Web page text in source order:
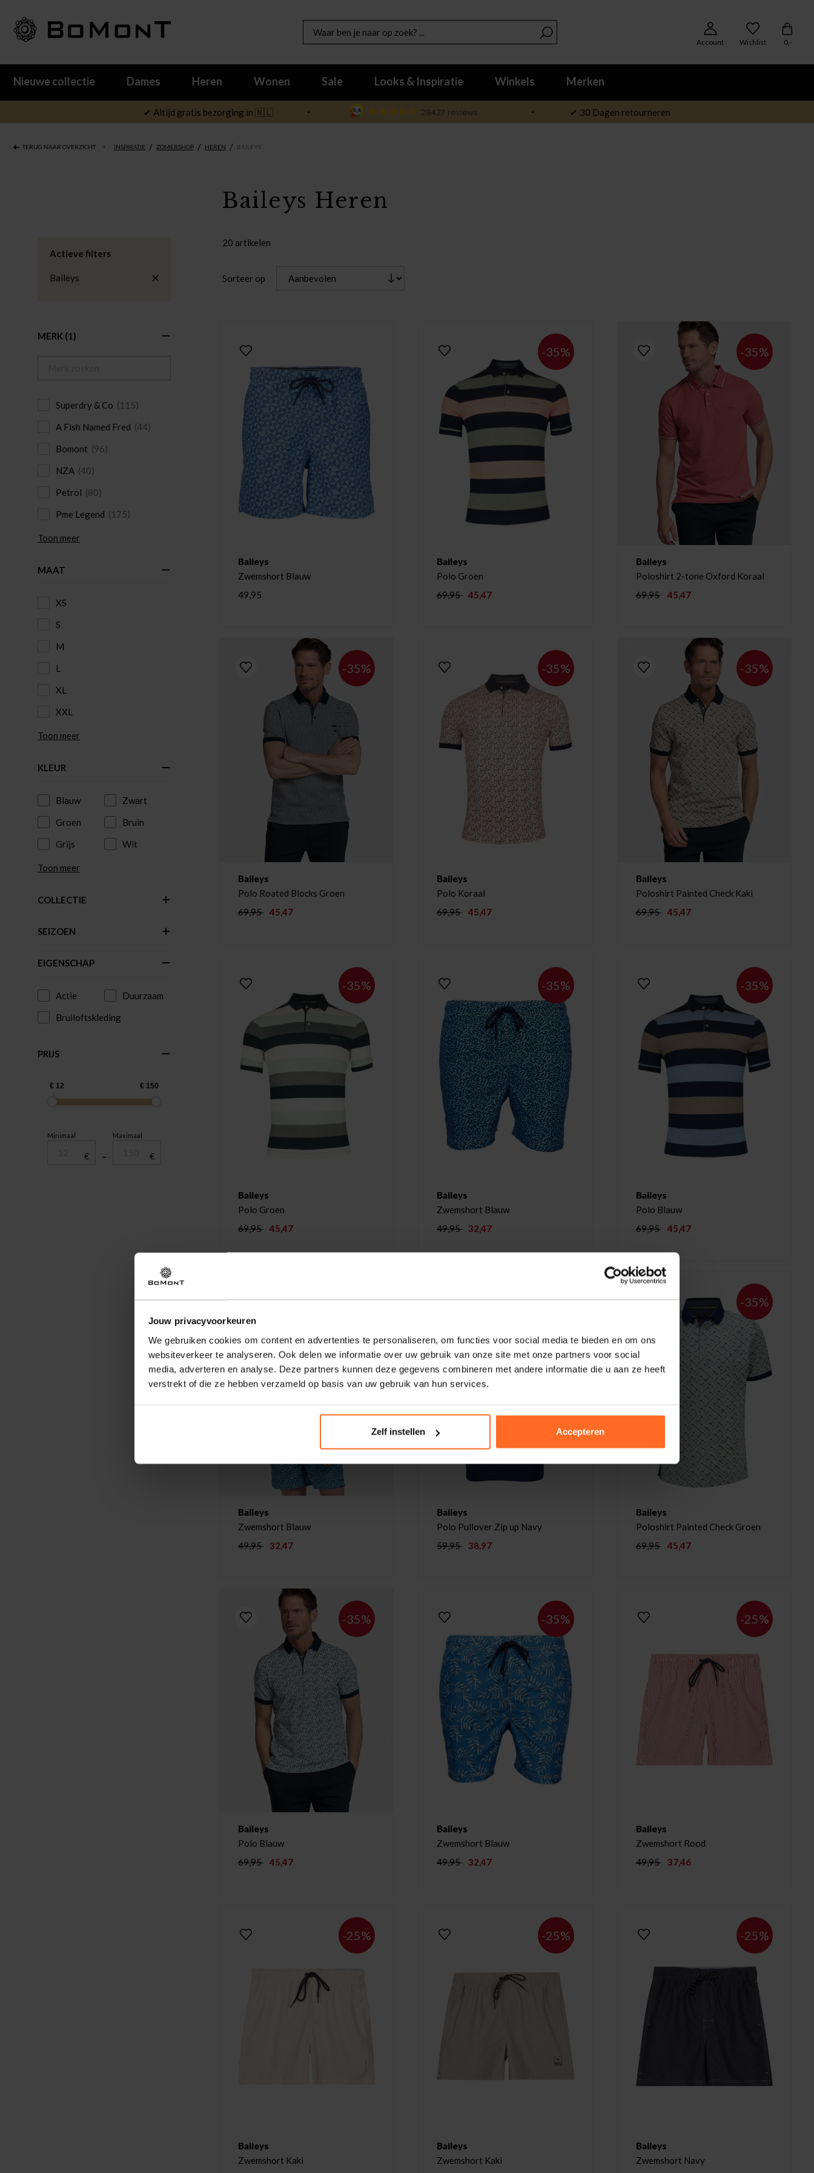
Jouw privacyvoorkeuren
We gebruiken cookies om content en advertenties te personaliseren, om functies voor social media te bieden en om ons
websiteverkeer te analyseren. Ook delen we informatie over uw gebruik van onze site met onze partners voor social
media, adverteren en analyse. Deze partners kunnen deze gegevens combineren met andere informatie die u aan ze heeft
verstrekt of die ze hebben verzameld op basis van uw gebruik van hun services.
Zelf instellen Accepteren
Account Wishlist 0,-
Nieuwe collectie Dames Heren Wonen Sale Looks & Inspiratie Winkels Merken
✔ Altijd gratis bezorging in 🇳🇱 ✔ 30 Dagen retourneren
TERUG NAAR OVERZICHT INSPIRATIE / ZOMERSHOP / HEREN / BAILEYS
Actieve filters
Baileys
MERK (1)
Superdry & Co (115)
A Fish Named Fred (44)
Bomont (96)
NZA (40)
Petrol (80)
Pme Legend (175)
Toon meer
MAAT
XS
S
M
L
XL
XXL
Toon meer
KLEUR
Blauw
Zwart
Groen
Bruin
Grijs
Wit
Toon meer
COLLECTIE
SEIZOEN
EIGENSCHAP
Actie
Duurzaam
Bruiloftskleding
PRIJS
Minimaal
€ –
Maximaal
€
Baileys Heren
20 artikelen
Sorteer op
Baileys
Zwemshort Blauw
49,95
-35%
Baileys
Polo Groen
69,95
45,47
-35%
Baileys
Poloshirt 2-tone Oxford Koraal
69,95
45,47
-35%
Baileys
Polo Roated Blocks Groen
69,95
45,47
-35%
Baileys
Polo Koraal
69,95
45,47
-35%
Baileys
Poloshirt Painted Check Kaki
69,95
45,47
-35%
Baileys
Polo Groen
69,95
45,47
-35%
Baileys
Zwemshort Blauw
49,95
32,47
-35%
Baileys
Polo Blauw
69,95
45,47
-35%
Baileys
Zwemshort Blauw
49,95
32,47
-35%
Baileys
Polo Pullover Zip up Navy
59,95
38,97
-35%
Baileys
Poloshirt Painted Check Groen
69,95
45,47
-35%
Baileys
Polo Blauw
69,95
45,47
-35%
Baileys
Zwemshort Blauw
49,95
32,47
-25%
Baileys
Zwemshort Rood
49,95
37,46
-25%
Baileys
Zwemshort Kaki
-25%
Baileys
Zwemshort Kaki
-25%
Baileys
Zwemshort Navy